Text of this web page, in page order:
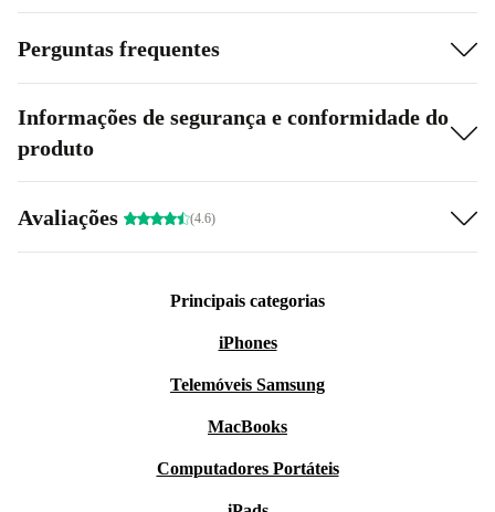
Perguntas frequentes
Informações de segurança e conformidade do
produto
Avaliações (4.6)
Principais categorias
iPhones
Telemóveis Samsung
MacBooks
Computadores Portáteis